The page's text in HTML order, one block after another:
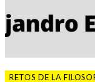
RETOS DE LA